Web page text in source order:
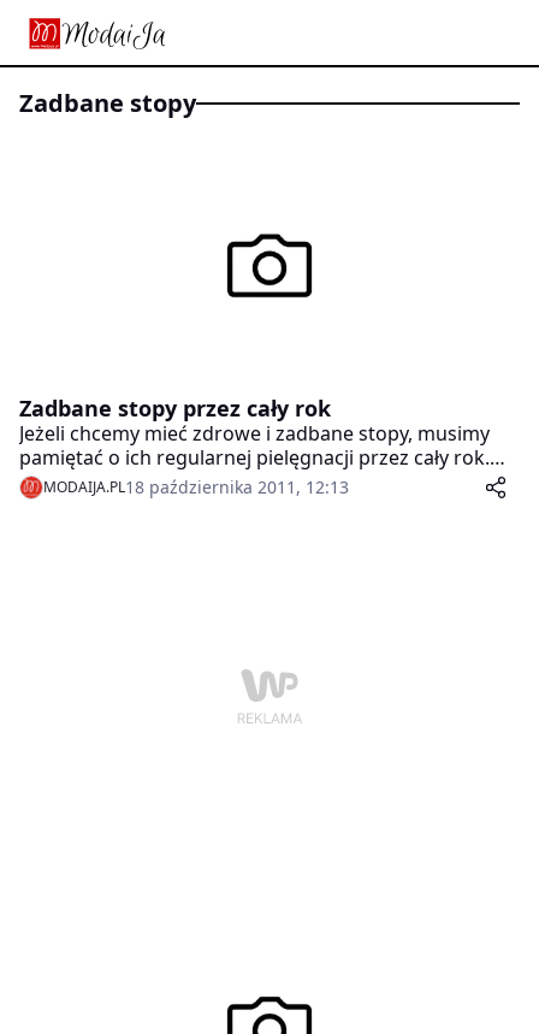
zadbane stopy
Zadbane stopy przez cały rok
Jeżeli chcemy mieć zdrowe i zadbane stopy, musimy
pamiętać o ich regularnej pielęgnacji przez cały rok.
Bez odpowiednich zabiegów bowiem skóra staje się
szorstka i nieprzyjemna w dotyku, a niekiedy zaczyna
MODAIJA.PL18 października 2011, 12:13